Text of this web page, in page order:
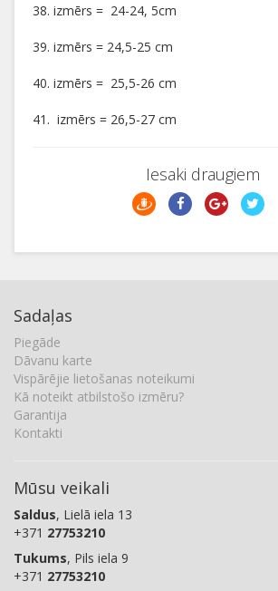
38. izmērs = 24-24, 5cm
39. izmērs = 24,5-25 cm
40. izmērs = 25,5-26 cm
41. izmērs = 26,5-27 cm
Iesaki draugiem
Sadaļas
Piegāde
Dāvanu karte
Vispārējie lietošanas noteikumi
Kā noteikt atbilstošo izmēru?
Garantija
Kontakti
Mūsu veikali
Saldus, Lielā iela 13
+371 27753210
Tukums, Pils iela 9
+371 27753210